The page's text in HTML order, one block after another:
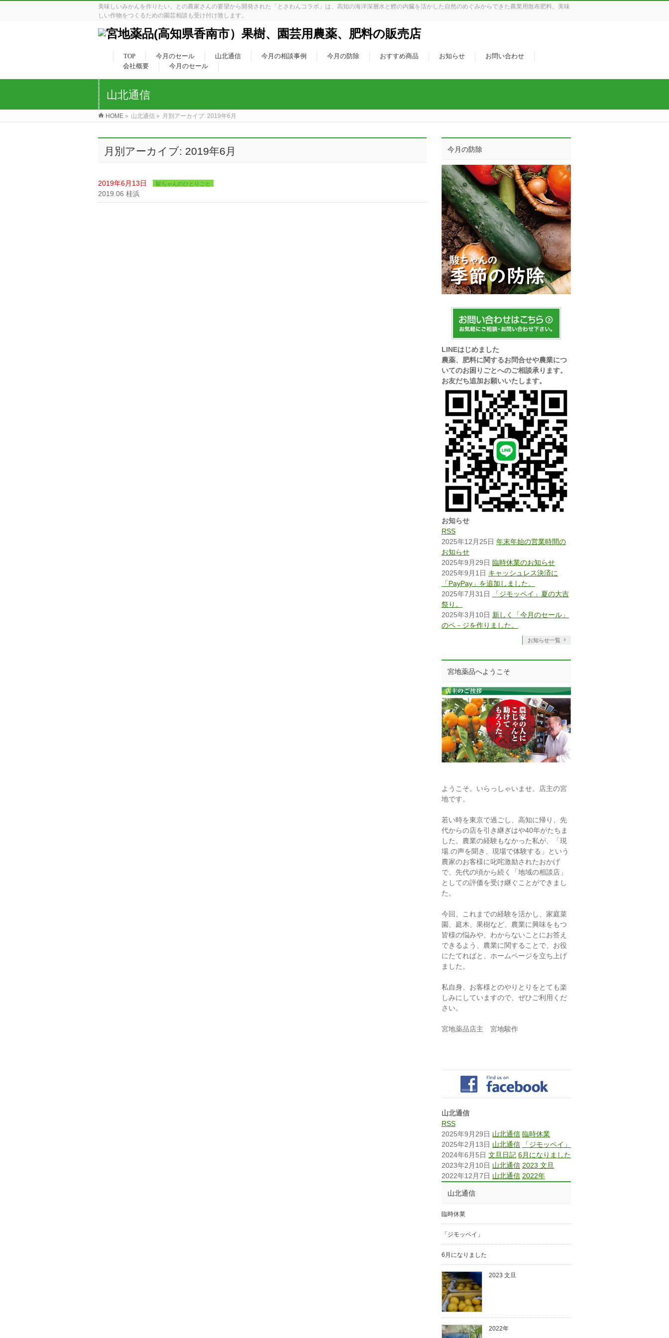
美味しいみかんを作りたい。との農家さんの要望から開発された「とさわんコラボ」は、高知の海洋深層水と鰹の内臓を活かした自然のめぐみからできた農業用散布肥料。美味
しい作物をつくるための園芸相談も受け付け致します。
TOP 今月のセール 山北通信 今月の相談事例 今月の防除 おすすめ商品 お知らせ
お問い合わせ
会社概要
今月のセール
山北通信
HOME » 山北通信 » 月別アーカイブ: 2019年6月
月別アーカイブ: 2019年6月
2019年6月13日 駿ちゃんのひとりごと
2019.06 桂浜
今月の防除
LINEはじめました
農薬、肥料に関するお問合せや農業につ
いてのお困りごとへのご相談承ります。
お友だち追加お願いいたします。
お知らせ
RSS
2025年12月25日 年末年始の営業時間の
お知らせ
2025年9月29日 臨時休業のお知らせ
2025年9月1日 キャッシュレス決済に
「PayPay」を追加しました。
2025年7月31日
「ジモッペイ」夏の大吉
祭り。
2025年3月10日 新しく「今月のセール」
のペ－ジを作りました。
お知らせ一覧
宮地薬品へようこそ
ようこそ。いらっしゃいませ。店主の宮
地です。
若い時を東京で過ごし、高知に帰り、先
代からの店を引き継ぎはや40年がたちま
した。農業の経験もなかった私が、「現
場.の声を聞き、現場で体験する」という
農家のお客様に叱咤激励されたおかげ
で、先代の頃から続く「地域の相談店」
としての評価を受け継ぐことができまし
た。
今回、これまでの経験を活かし、家庭菜
園、庭木、果樹など、農業に興味をもつ
皆様の悩みや、わからないことにお答え
できるよう、農業に関することで、お役
にたてればと、ホームページを立ち上げ
ました。
私自身、お客様とのやりとりをとても楽
しみにしていますので、ぜひご利用くだ
さい。
宮地薬品店主 宮地駿作
山北通信
RSS
2025年9月29日 山北通信 臨時休業
2025年2月13日 山北通信
「ジモッペイ」
2024年6月5日 文旦日記 6月になりました
2023年2月10日 山北通信 2023 文旦
2022年12月7日 山北通信 2022年
山北通信
臨時休業
「ジモッペイ」
6月になりました
2023 文旦
2022年